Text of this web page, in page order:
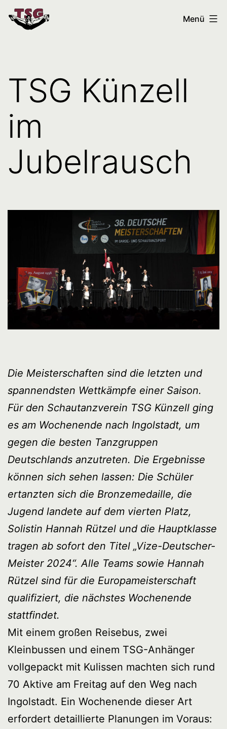
Zum
Inhalt
Tanzsportgemeinschaft
Menü
TSG Künzell
im
Jubelrausch
Die Meisterschaften sind die letzten und
spannendsten Wettkämpfe einer Saison.
Für den Schautanzverein TSG Künzell ging
es am Wochenende nach Ingolstadt, um
gegen die besten Tanzgruppen
Deutschlands anzutreten. Die Ergebnisse
können sich sehen lassen: Die Schüler
ertanzten sich die Bronzemedaille, die
Jugend landete auf dem vierten Platz,
Solistin Hannah Rützel und die Hauptklasse
tragen ab sofort den Titel „Vize-Deutscher-
Meister 2024“. Alle Teams sowie Hannah
Rützel sind für die Europameisterschaft
qualifiziert, die nächstes Wochenende
stattfindet.
Mit einem großen Reisebus, zwei
Kleinbussen und einem TSG-Anhänger
vollgepackt mit Kulissen machten sich rund
70 Aktive am Freitag auf den Weg nach
Ingolstadt. Ein Wochenende dieser Art
erfordert detaillierte Planungen im Voraus: